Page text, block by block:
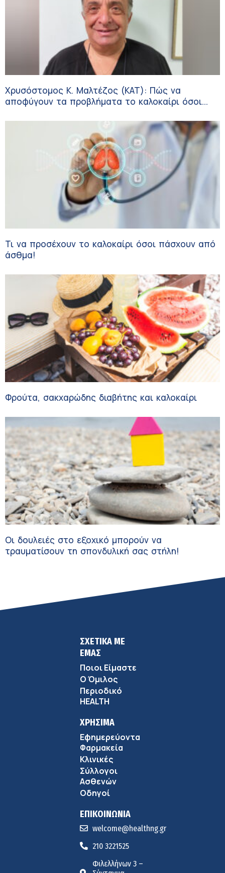
Χρυσόστομος Κ. Μαλτέζος (ΚΑΤ): Πώς να
αποφύγουν τα προβλήματα το καλοκαίρι όσοι
Τι να προσέχουν το καλοκαίρι όσοι πάσχουν από
άσθμα!
Φρούτα, σακχαρώδης διαβήτης και καλοκαίρι
Οι δουλειές στο εξοχικό μπορούν να
τραυματίσουν τη σπονδυλική σας στήλη!
ΣΧΕΤΙΚΑ ΜΕ
ΕΜΑΣ
Ποιοι Είμαστε
Ο Όμιλος
Περιοδικό
HEALTH
ΧΡΗΣΙΜΑ
Εφημερεύοντα
Φαρμακεία
Κλινικές
Σύλλογοι
Ασθενών
Οδηγοί
ΕΠΙΚΟΙΝΩΝΙΑ
welcome@healthng.gr
210 3221525
Φιλελλήνων 3 –